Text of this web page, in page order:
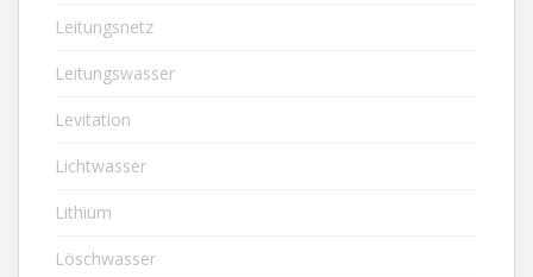
Leitungsnetz
Leitungswasser
Levitation
Lichtwasser
Lithium
Löschwasser